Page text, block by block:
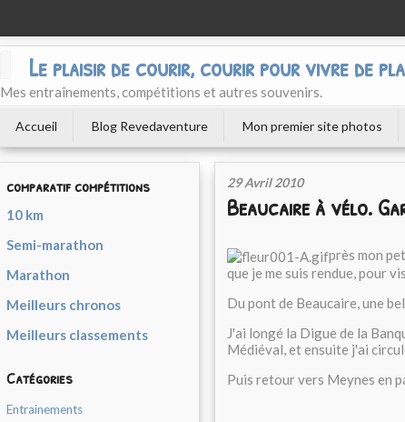
Le plaisir de courir, courir pour vivre de
Mes entraînements, compétitions et autres souvenirs.
Accueil Blog Revedaventure Mon premier site photos
comparatif compétitions
10 km
Semi-marathon
Marathon
Meilleurs chronos
Meilleurs classements
Catégories
Entrainements
29 Avril 2010
Beaucaire à vélo.
près mon
que je me suis rendue, pour
Du pont de Beaucaire, une
J'ai longé la Digue de la
Médiéval, et ensuite j'ai
Puis retour vers Meynes en